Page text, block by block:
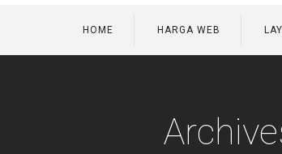
HOME HARGA WEB